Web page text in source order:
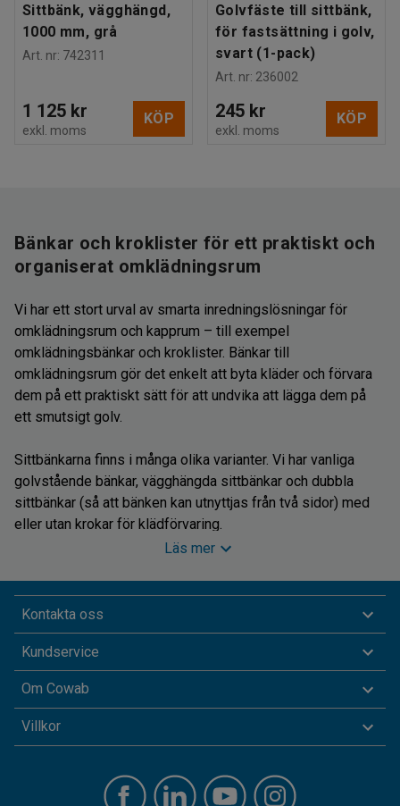
Sittbänk, vägghängd,
1000 mm, grå
Art. nr: 742311
1 125 kr
exkl. moms
KÖP
Golvfäste till sittbänk,
för fastsättning i golv,
svart (1-pack)
Art. nr: 236002
245 kr
exkl. moms
KÖP
Bänkar och kroklister för ett praktiskt och
organiserat omklädningsrum
Vi har ett stort urval av smarta inredningslösningar för
omklädningsrum och kapprum – till exempel
omklädningsbänkar och kroklister. Bänkar till
omklädningsrum gör det enkelt att byta kläder och förvara
dem på ett praktiskt sätt för att undvika att lägga dem på
ett smutsigt golv.
Sittbänkarna finns i många olika varianter. Vi har vanliga
golvstående bänkar, vägghängda sittbänkar och dubbla
sittbänkar (så att bänken kan utnyttjas från två sidor) med
eller utan krokar för klädförvaring.
att de ska vingla även om du väljer att ha dem stående mitt
på golvet.
Håll ordning i omklädningsrummet med
kroklister och skoställ
Om du inte har plats med fristående bänkar med
med krokar som är lätta att montera. Fristående kroklister är
en platsbesparande lösning för dig som inte vill ha något
Läs mer
Kontakta oss
Kundservice
Om Cowab
Villkor